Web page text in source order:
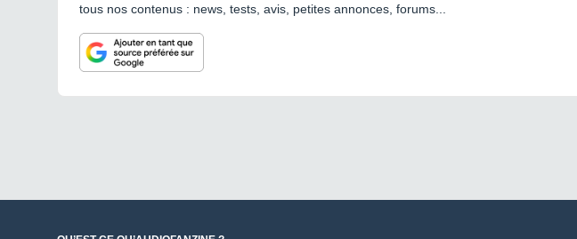
tous nos contenus : news, tests, avis, petites annonces, forums...